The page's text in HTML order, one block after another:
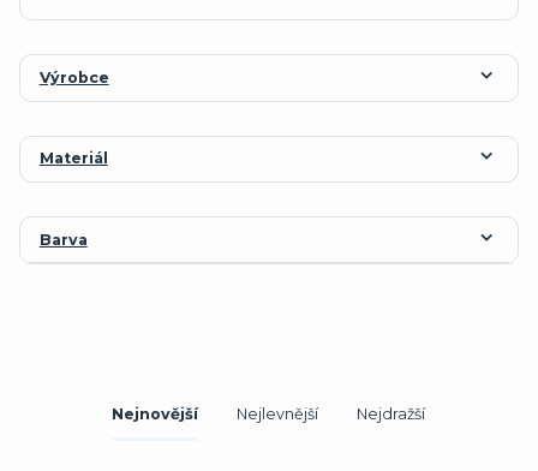
Výrobce
Materiál
Barva
Nejnovější Nejlevnější Nejdražší